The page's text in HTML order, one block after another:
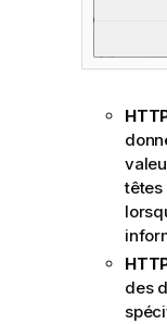
têtes
des